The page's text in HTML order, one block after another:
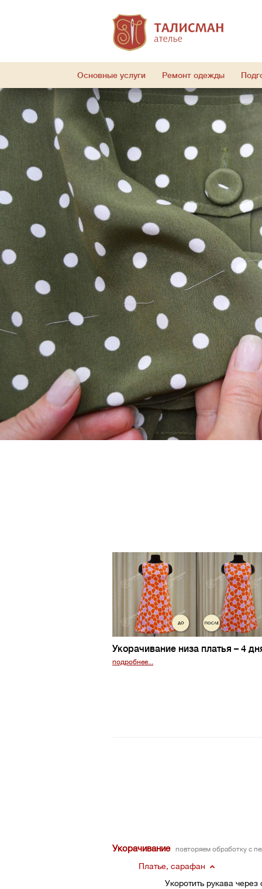
Основные услуги Ремонт одежды
Укорачивание низа платья – 4
подробнее...
Укорачивание повторяем обработку с
Платье, сарафан
Укоротить рукава через